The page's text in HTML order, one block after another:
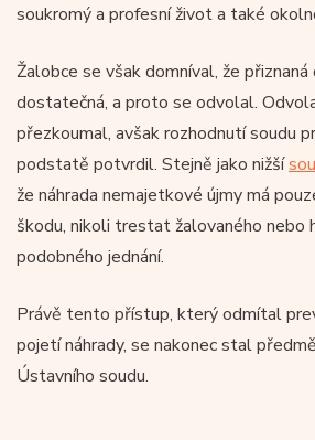
soukromý a profesní život a také
Žalobce se však domníval, že přiznaná
dostatečná, a proto se odvolal.
přezkoumal, avšak rozhodnutí soudu
podstatě potvrdil. Stejně jako nižší
že náhrada nemajetkové újmy má
škodu, nikoli trestat žalovaného nebo
podobného jednání.
Právě tento přístup, který odmítal
pojetí náhrady, se nakonec stal
Ústavního soudu.